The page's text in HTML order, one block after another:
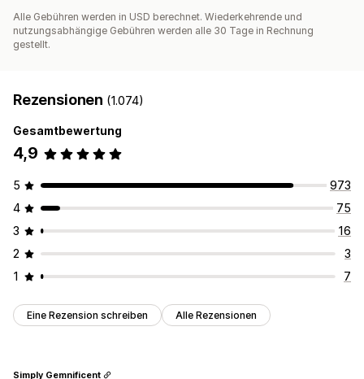
Alle Gebühren werden in USD berechnet. Wiederkehrende und
nutzungsabhängige Gebühren werden alle 30 Tage in Rechnung
gestellt.
Rezensionen (1.074)
Gesamtbewertung
4,9
5
973
4
75
3
16
2
3
1
7
Eine Rezension schreiben Alle Rezensionen
Simply Gemnificent